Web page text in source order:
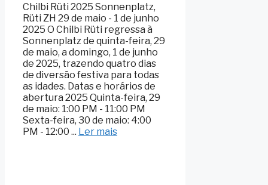
Chilbi Rüti 2025 Sonnenplatz,
Rüti ZH 29 de maio - 1 de junho
2025 O Chilbi Rüti regressa à
Sonnenplatz de quinta-feira, 29
de maio, a domingo, 1 de junho
de 2025, trazendo quatro dias
de diversão festiva para todas
as idades. Datas e horários de
abertura 2025 Quinta-feira, 29
de maio: 1:00 PM - 11:00 PM
Sexta-feira, 30 de maio: 4:00
PM - 12:00 ... Ler mais